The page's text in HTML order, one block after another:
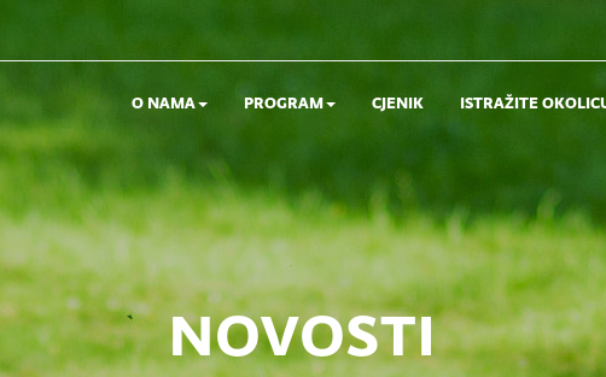
O NAMA PROGRAM CJENIK ISTRAŽITE
novosti